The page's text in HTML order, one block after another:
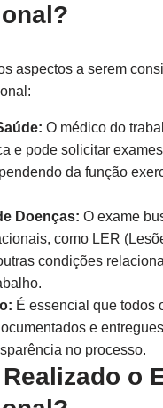
aspectos a serem
O médico do
e pode solicitar
da função
Doenças: O exame
como LER
condições
É essencial que todos
e
no processo.
o